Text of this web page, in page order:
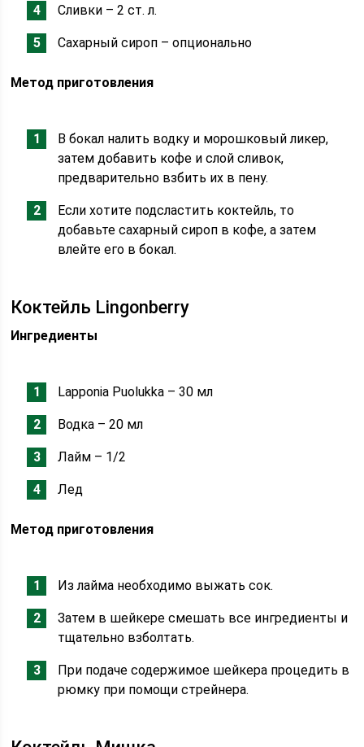
Сливки – 2 ст. л.
Сахарный сироп – опционально
Метод приготовления
В бокал налить водку и морошковый ликер,
затем добавить кофе и слой сливок,
предварительно взбить их в пену.
Если хотите подсластить коктейль, то
добавьте сахарный сироп в кофе, а затем
влейте его в бокал.
Коктейль Lingonberry
Ингредиенты
Lapponia Puolukka – 30 мл
Водка – 20 мл
Лайм – 1/2
Лед
Метод приготовления
Из лайма необходимо выжать сок.
Затем в шейкере смешать все ингредиенты и
тщательно взболтать.
При подаче содержимое шейкера процедить в
рюмку при помощи стрейнера.